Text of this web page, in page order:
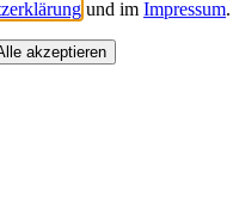
und im Impressum.
akzeptieren